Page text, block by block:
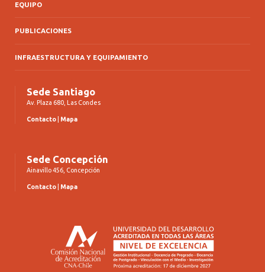
EQUIPO
PUBLICACIONES
INFRAESTRUCTURA Y EQUIPAMIENTO
Sede Santiago
Av. Plaza 680, Las Condes
Contacto Mapa
Sede Concepción
Ainavillo 456, Concepción
Contacto Mapa